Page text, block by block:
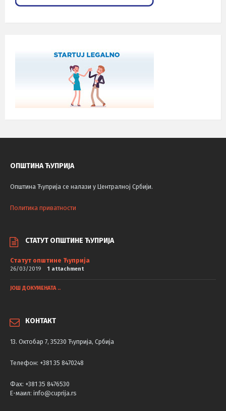
ОПШТИНА ЋУПРИЈА
Општина Ћуприја се налази у Централној Србији.
Политика приватности
СТАТУТ ОПШТИНЕ ЋУПРИЈА
Статут општине Ћуприја
26/03/2019 1 attachment
ЈОШ ДОКУМЕНАТА ..
КОНТАКТ
13. Октобар 7, 35230 Ћуприја, Србија
Телефон: +381 35 8470248
Фаx: +381 35 8476530
Е-маил: info@cuprija.rs